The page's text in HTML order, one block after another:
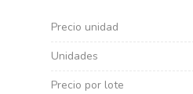
Precio unidad
Unidades
Precio por lote